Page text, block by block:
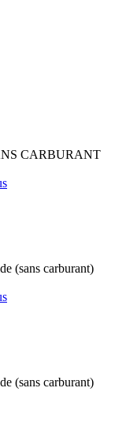
CARBURANT
(sans carburant)
(sans carburant)